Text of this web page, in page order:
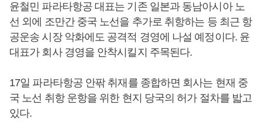
윤철민 파라타항공 대표는 기존 일본과 동남아시아 노
선 외에 조만간 중국 노선을 추가로 취항하는 등 최근 항
공운송 시장 악화에도 공격적 경영에 나설 예정이다. 윤
대표가 회사 경영을 안착시킬지 주목된다.
17일 파라타항공 안팎 취재를 종합하면 회사는 현재 중
국 노선 취항 운항을 위한 현지 당국의 허가 절차를 밟고
있다.